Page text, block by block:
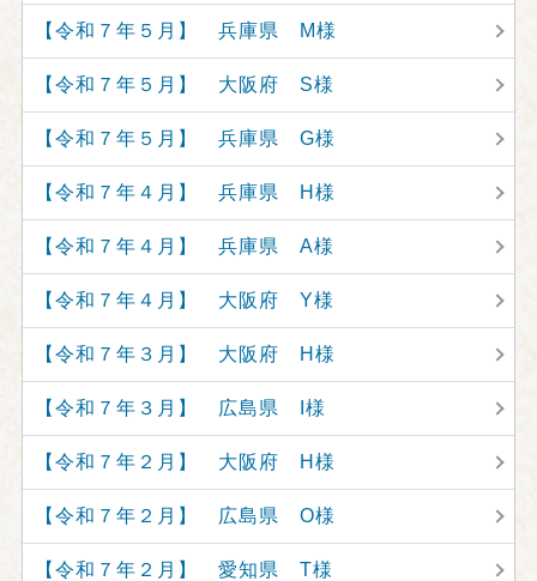
【令和７年５月】 兵庫県 M様
【令和７年５月】 大阪府 S様
【令和７年５月】 兵庫県 G様
【令和７年４月】 兵庫県 H様
【令和７年４月】 兵庫県 A様
【令和７年４月】 大阪府 Y様
【令和７年３月】 大阪府 H様
【令和７年３月】 広島県 I様
【令和７年２月】 大阪府 H様
【令和７年２月】 広島県 O様
【令和７年２月】 愛知県 T様